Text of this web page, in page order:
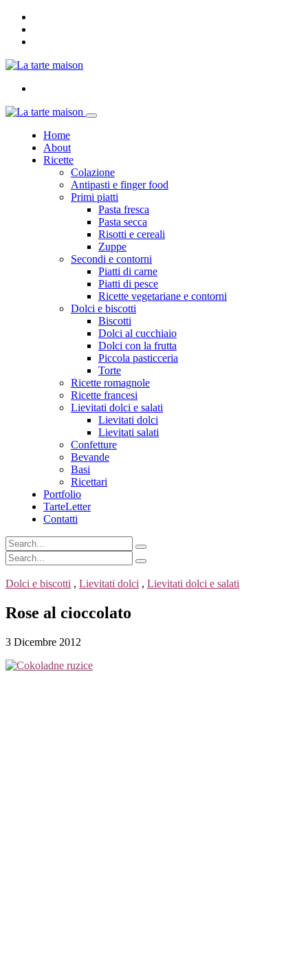
Home
About
Ricette
Colazione
Antipasti e finger food
Primi piatti
Pasta fresca
Pasta secca
Risotti e cereali
Zuppe
Secondi e contorni
Piatti di carne
Piatti di pesce
Ricette vegetariane e contorni
Dolci e biscotti
Biscotti
Dolci al cucchiaio
Dolci con la frutta
Piccola pasticceria
Torte
Ricette romagnole
Ricette francesi
Lievitati dolci e salati
Lievitati dolci
Lievitati salati
Confetture
Bevande
Basi
Ricettari
Portfolio
TarteLetter
Contatti
Dolci e biscotti , Lievitati dolci , Lievitati dolci e salati
Rose al cioccolato
3 Dicembre 2012